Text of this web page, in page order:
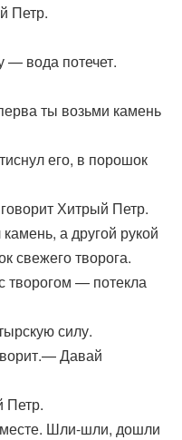
Петр.
— вода потечет.
ты возьми камень
его, в порошок
Хитрый Петр.
а другой рукой
свежего творога.
творогом — потекла
силу.
Давай
Петр.
Шли-шли, дошли